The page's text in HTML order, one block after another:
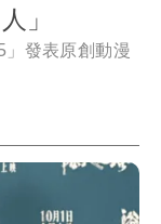
」
發表原創動漫